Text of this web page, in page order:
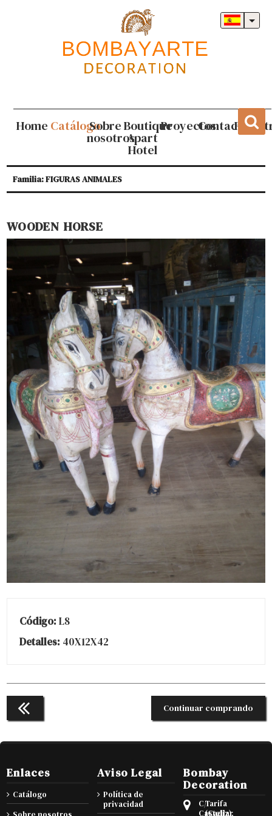
Home CatálogoSobre
nosotros
Boutique
Apart
Hotel
ProyectosContacto
Familia: FIGURAS ANIMALES
WOODEN HORSE
Código: L8
Detalles: 40X12X42
Continuar comprando
Enlaces
Catálogo
Aviso Legal
Política de
privacidad
Bombay
Decoration
C/
Castellar
Tarifa
(Cadiz),